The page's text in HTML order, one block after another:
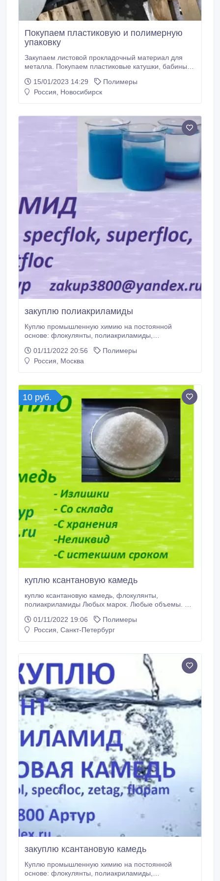
Покупаем пластиковую и полимерную
упаковку
Закупаем листовой прокладочный материал для
металла. Покупаем пластиковые катушки, бабины,
упаковки рулонной стали, упаковку от рулонной
стали (круги, листы, зубцы), торцевые круги
Круги применяются для защиты торцов рулонной
15/01/2023 14:29
Полимеры
Россия, Новосибирск
закуплю полиакриламиды
Куплю промышленную химию на постоянной
основе: флокулянты, полиакриламиды,
излишки, отработанные материалы, лежалые, с
хранения, с котельных, цехов химводоподготовки,
01/11/2022 20:56
Полимеры
Россия, Москва
10 руб.
куплю ксантановую камедь
куплю ксантановую камедь, флокулянты,
полиакриламиды Любых марок. Любые объемы. Со
01/11/2022 19:06
Полимеры
Россия, Санкт-Петербург
закуплю ксантановую камедь
Куплю промышленную химию на постоянной
основе: флокулянты, полиакриламиды,